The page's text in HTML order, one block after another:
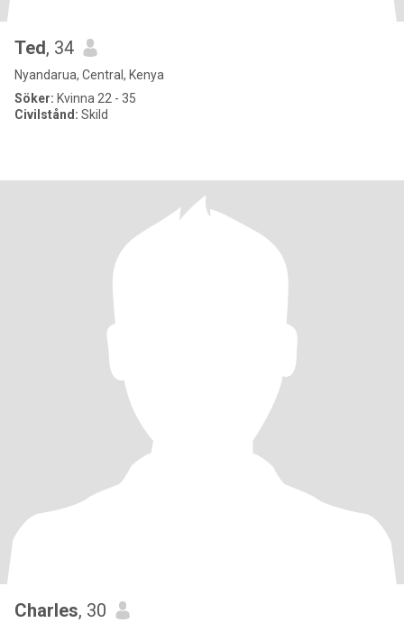
Ted, 34
Nyandarua, Central, Kenya
Söker: Kvinna 22 - 35
Civilstånd: Skild
Charles, 30